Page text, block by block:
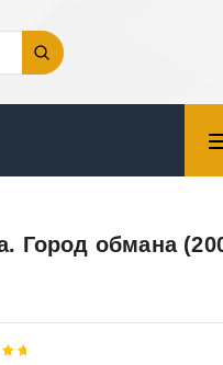
Город обмана